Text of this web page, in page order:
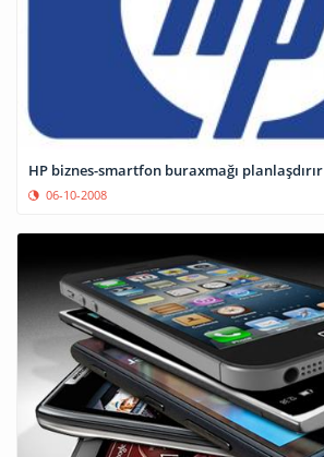
HP biznes-smartfon buraxmağı planlaşdırır
06-10-2008